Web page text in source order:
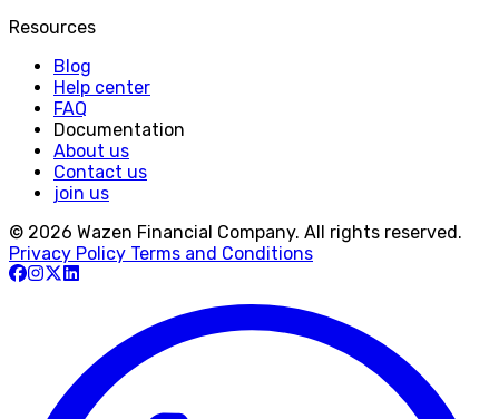
Resources
Blog
Help center
FAQ
Documentation
About us
Contact us
join us
© 2026 Wazen Financial Company. All rights reserved.
Privacy Policy Terms and Conditions